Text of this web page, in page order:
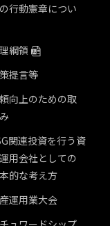
行動憲章につい
綱領
提言等
向上のための取
関連投資を行う資
用会社としての
的な考え方
運用業大会